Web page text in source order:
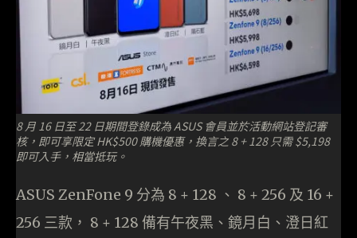
8 月 16 日至 22 日期間登錄成為 ASUS 會員並於活動網站登記審
核，即可享限定 HK$500 購機優惠，換言之 8 + 128 只需 $5,198
即可入手，相當抵玩。
ASUS ZenFone 9 分為 8 + 128 、 8 + 256 及 16 +
256 三款， 8 + 128 備有午夜黑、鏡月白、澄日紅